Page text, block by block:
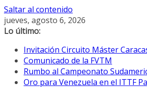
Saltar al contenido
jueves, agosto 6, 2026
Lo último:
Invitación Circuito Máster
Comunicado de la FVTM
Rumbo al Campeonato
Oro para Venezuela en el ITTF